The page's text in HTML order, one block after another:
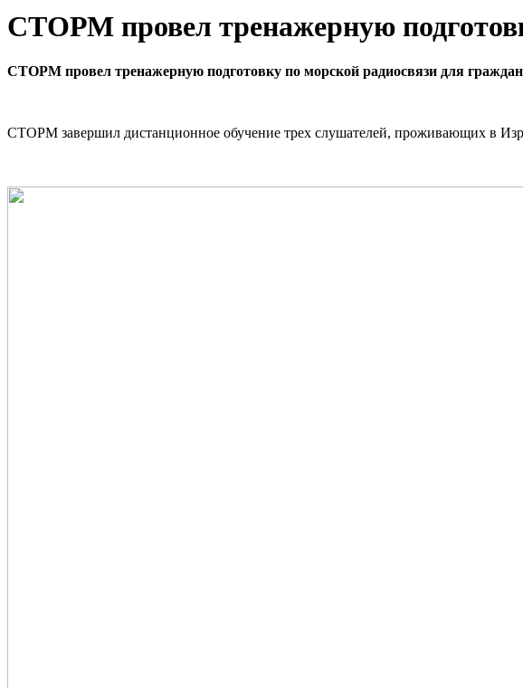
СТОРМ провел тренажерную
СТОРМ провел тренажерную подготовку по морской радиосвязи для
СТОРМ завершил дистанционное обучение трех слушателей, проживающих в